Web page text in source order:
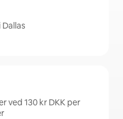
ved 130 kr DKK per